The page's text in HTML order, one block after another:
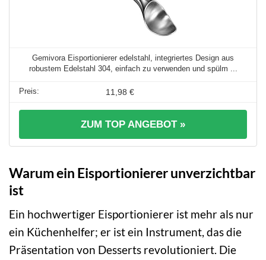
Gemivora Eisportionierer edelstahl, integriertes Design aus
robustem Edelstahl 304, einfach zu verwenden und spülm ...
11,98 €
ZUM TOP ANGEBOT »
Warum ein Eisportionierer unverzichtbar
ist
Ein hochwertiger Eisportionierer ist mehr als nur
ein Küchenhelfer; er ist ein Instrument, das die
Präsentation von Desserts revolutioniert. Die